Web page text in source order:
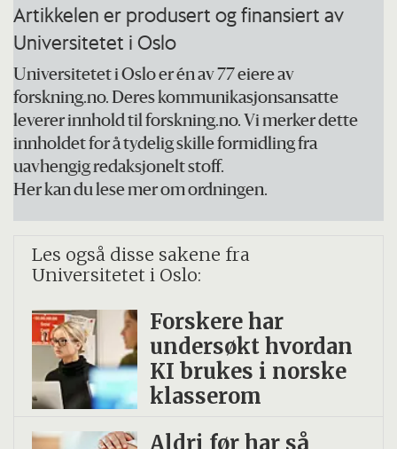
Artikkelen er produsert og finansiert av
Universitetet i Oslo
Universitetet i Oslo er én av 77 eiere av
forskning.no. Deres kommunikasjonsansatte
leverer innhold til forskning.no. Vi merker dette
innholdet for å tydelig skille formidling fra
uavhengig redaksjonelt stoff.
Her kan du lese mer om ordningen.
Les også disse sakene fra
Universitetet i Oslo:
Forskere har
undersøkt hvordan
KI brukes i norske
klasserom
Aldri før har så